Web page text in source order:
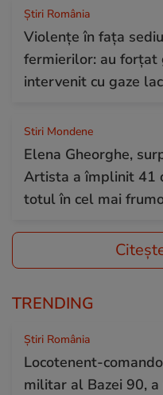
Știri România
Violențe în fața
fermierilor: au forțat
intervenit cu gaze
Stiri Mondene
Elena Gheorghe,
Artista a împlinit 41
totul în cel mai
TRENDING
Știri România
Locotenent-
militar al Bazei 90,